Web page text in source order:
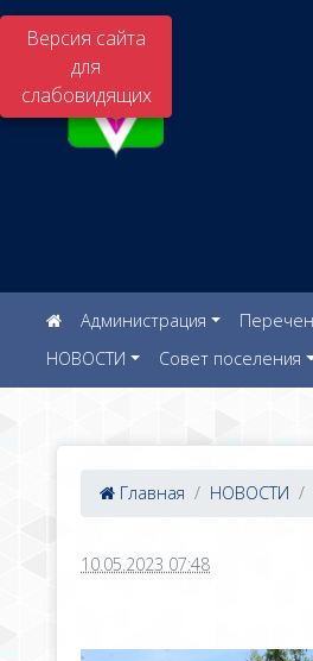
Версия сайта
для
слабовидящих
Администрация
НОВОСТИ
Совет поселения
Главная НОВОСТИ
10.05.2023 07:48